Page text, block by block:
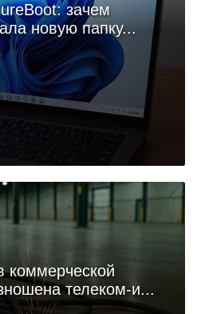
зачем
новую папку...
коммерческой
телеком-и...